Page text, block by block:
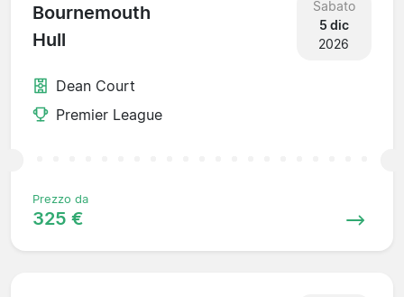
Bournemouth
Hull
Sabato
5 dic
2026
Dean Court
Premier League
Prezzo da
325 €